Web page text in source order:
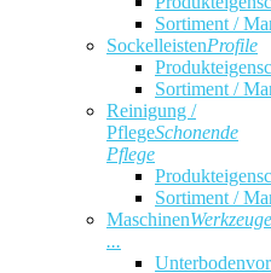
Sortiment /
SockelleistenProfile
Sortiment /
Reinigung /
PflegeSchonende
Pflege
Sortiment /
MaschinenWerkzeuge
...